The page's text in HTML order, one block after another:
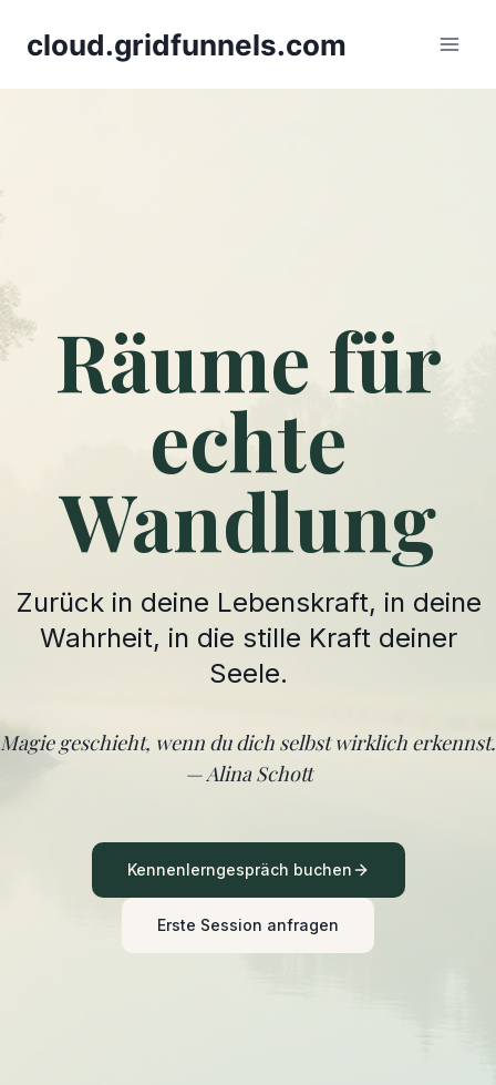
cloud.gridfunnels.com
Räume für
echte
Wandlung
Zurück in deine Lebenskraft, in deine
Wahrheit, in die stille Kraft deiner
Seele.
Magie geschieht, wenn du dich selbst wirklich erkennst.
— Alina Schott
Kennenlerngespräch buchen
Erste Session anfragen